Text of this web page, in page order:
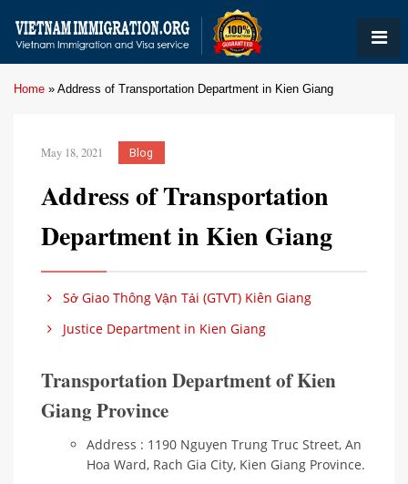
Home » Address of Transportation Department in Kien Giang
May 18, 2021 Blog
Address of Transportation
Department in Kien Giang
Sở Giao Thông Vận Tải (GTVT) Kiên Giang
Justice Department in Kien Giang
Transportation Department of Kien
Giang Province
Address : 1190 Nguyen Trung Truc Street, An
Hoa Ward, Rach Gia City, Kien Giang Province.